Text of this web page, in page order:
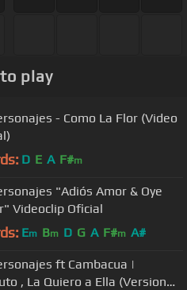
play
- Como La Flor (Video
D E A F#m
"Adiós Amor & Oye
Videoclip Oficial
Em Bm D G A F#m A#
ft Cambacua |
, La Quiero a Ella (Version